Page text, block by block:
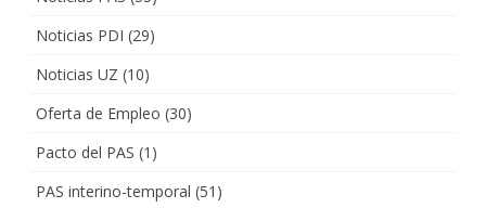
Noticias PDI (29)
Noticias UZ (10)
Oferta de Empleo (30)
Pacto del PAS (1)
PAS interino-temporal (51)